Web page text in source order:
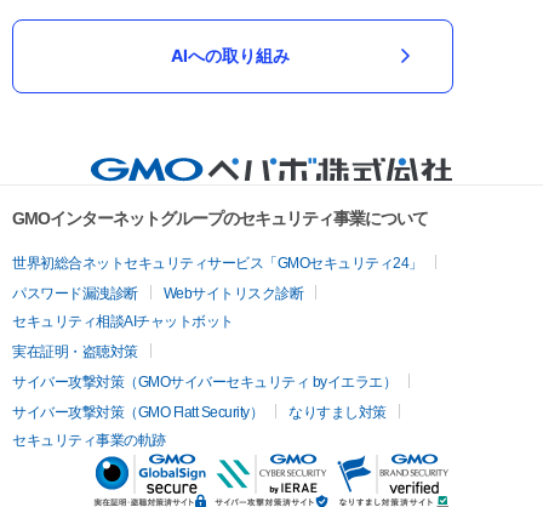
AIへの取り組み
GMOインターネットグループのセキュリティ事業について
世界初総合ネットセキュリティサービス「GMOセキュリティ24」
パスワード漏洩診断
Webサイトリスク診断
セキュリティ相談AIチャットボット
実在証明・盗聴対策
サイバー攻撃対策（GMOサイバーセキュリティ byイエラエ）
サイバー攻撃対策（GMO Flatt Security）
なりすまし対策
セキュリティ事業の軌跡